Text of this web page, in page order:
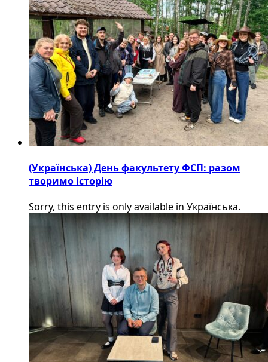
(Українська) День факультету ФСП: разом
творимо історію
Sorry, this entry is only available in Українська.